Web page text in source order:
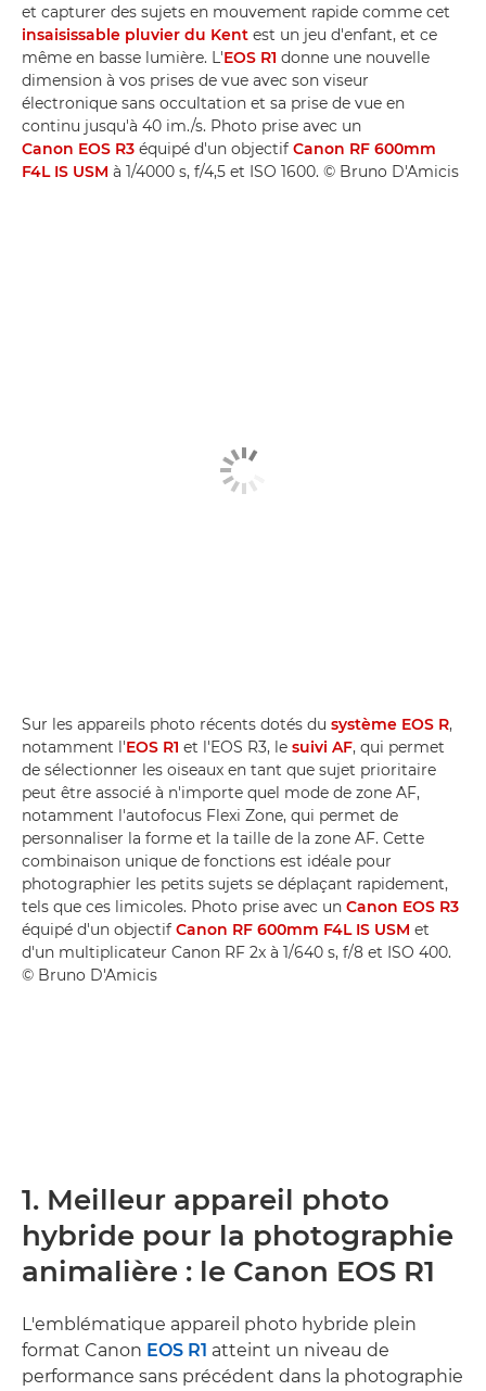
et capturer des sujets en mouvement rapide comme cet
insaisissable pluvier du Kent est un jeu d'enfant, et ce
même en basse lumière. L'EOS R1 donne une nouvelle
dimension à vos prises de vue avec son viseur
électronique sans occultation et sa prise de vue en
continu jusqu'à 40 im./s. Photo prise avec un
Canon EOS R3 équipé d'un objectif Canon RF 600mm
F4L IS USM à 1/4000 s, f/4,5 et ISO 1600. © Bruno D'Amicis
Sur les appareils photo récents dotés du système EOS R,
notamment l'EOS R1 et l'EOS R3, le suivi AF, qui permet
de sélectionner les oiseaux en tant que sujet prioritaire
peut être associé à n'importe quel mode de zone AF,
notamment l'autofocus Flexi Zone, qui permet de
personnaliser la forme et la taille de la zone AF. Cette
combinaison unique de fonctions est idéale pour
photographier les petits sujets se déplaçant rapidement,
tels que ces limicoles. Photo prise avec un Canon EOS R3
équipé d'un objectif Canon RF 600mm F4L IS USM et
d'un multiplicateur Canon RF 2x à 1/640 s, f/8 et ISO 400.
© Bruno D'Amicis
1. Meilleur appareil photo
hybride pour la photographie
animalière : le Canon EOS R1
L'emblématique appareil photo hybride plein
format Canon EOS R1 atteint un niveau de
performance sans précédent dans la photographie